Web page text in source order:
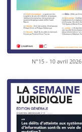
N°15 - 10 avril 2026